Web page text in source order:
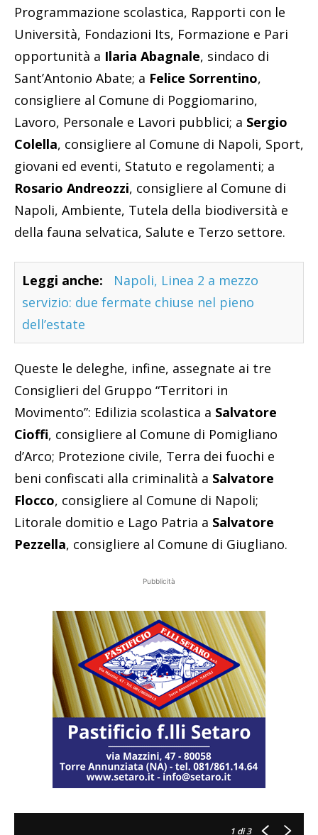
Programmazione scolastica, Rapporti con le
Università, Fondazioni Its, Formazione e Pari
opportunità a Ilaria Abagnale, sindaco di
Sant’Antonio Abate; a Felice Sorrentino,
consigliere al Comune di Poggiomarino,
Lavoro, Personale e Lavori pubblici; a Sergio
Colella, consigliere al Comune di Napoli, Sport,
giovani ed eventi, Statuto e regolamenti; a
Rosario Andreozzi, consigliere al Comune di
Napoli, Ambiente, Tutela della biodiversità e
della fauna selvatica, Salute e Terzo settore.
Leggi anche:
Napoli, Linea 2 a mezzo
servizio: due fermate chiuse nel pieno
dell’estate
Queste le deleghe, infine, assegnate ai tre
Consiglieri del Gruppo “Territori in
Movimento”: Edilizia scolastica a Salvatore
Cioffi, consigliere al Comune di Pomigliano
d’Arco; Protezione civile, Terra dei fuochi e
beni confiscati alla criminalità a Salvatore
Flocco, consigliere al Comune di Napoli;
Litorale domitio e Lago Patria a Salvatore
Pezzella, consigliere al Comune di Giugliano.
Pubblicità
1 di 3